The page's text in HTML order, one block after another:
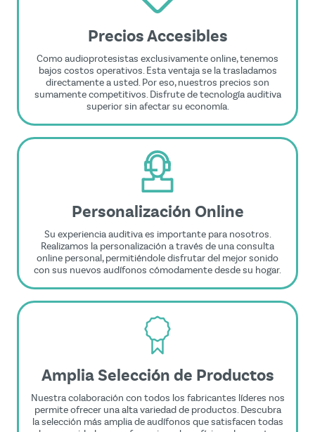
Precios Accesibles
Como audioprotesistas exclusivamente online, tenemos
bajos costos operativos. Esta ventaja se la trasladamos
directamente a usted. Por eso, nuestros precios son
sumamente competitivos. Disfrute de tecnología auditiva
superior sin afectar su economía.
Personalización Online
Su experiencia auditiva es importante para nosotros.
Realizamos la personalización a través de una consulta
online personal, permitiéndole disfrutar del mejor sonido
con sus nuevos audífonos cómodamente desde su hogar.
Amplia Selección de Productos
Nuestra colaboración con todos los fabricantes líderes nos
permite ofrecer una alta variedad de productos. Descubra
la selección más amplia de audífonos que satisfacen todas